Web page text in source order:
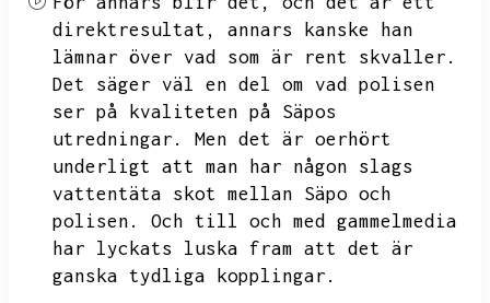
direktresultat,
annars kanske han
lämnar över vad som är rent skvaller.
Det säger väl en del om vad polisen
ser på kvaliteten på Säpos
utredningar.
Men det är oerhört
underligt att man har någon slags
vattentäta skot mellan Säpo och
polisen.
Och till och med gammelmedia
har lyckats luska fram att det är
ganska tydliga kopplingar.